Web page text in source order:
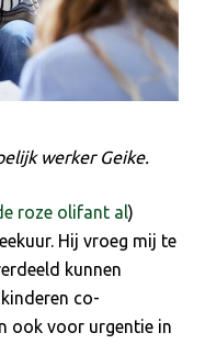
werker Geike.
roze olifant al)
Hij vroeg mij te
kunnen
co-
ook voor urgentie in